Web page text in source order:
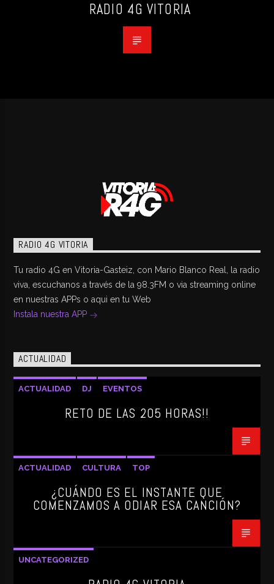
RADIO 4G VITORIA
RADIO 4G VITORIA
Tu radio 4G en Vitoria-Gasteiz, con Mario Blanco Real, la radio
viva, escuchanos a través de la 98.3FM o via streaming online
en nuestras APPs o aqui en tu Web
Instala nuestra APP
ACTUALIDAD
ACTUALIDAD DJ EVENTOS
RETO DE LAS 205 HORAS!!
ACTUALIDAD CULTURA TOP
¿CUÁNDO ES EL INSTANTE QUE
COMENZAMOS A ODIAR ESA CANCIÓN?
UNCATEGORIZED